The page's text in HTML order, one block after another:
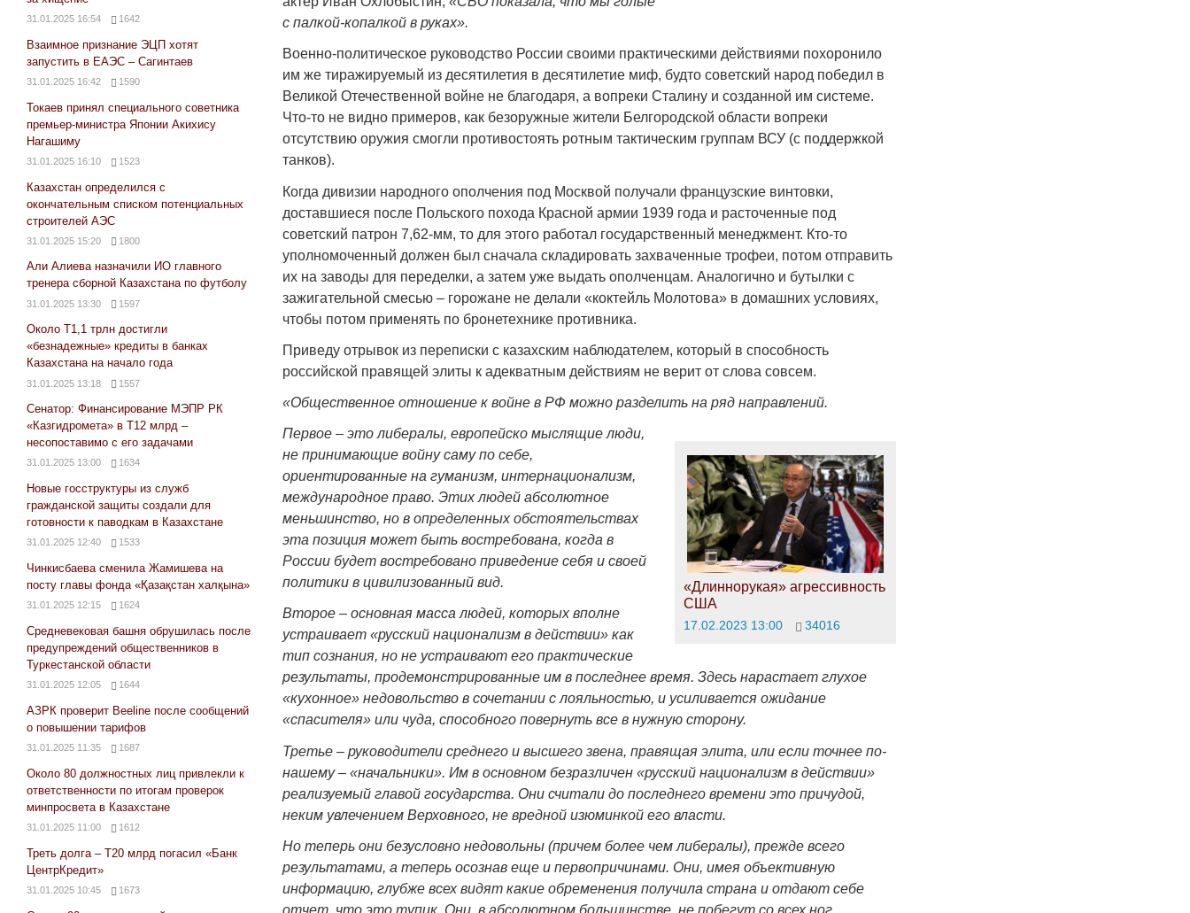
с палкой-копалкой в руках».
Военно-политическое руководство России своими практическими действиями похоронило
им же тиражируемый из десятилетия в десятилетие миф, будто советский народ победил в
Великой Отечественной войне не благодаря, а вопреки Сталину и созданной им системе.
Что-то не видно примеров, как безоружные жители Белгородской области вопреки
отсутствию оружия смогли противостоять ротным тактическим группам ВСУ (с поддержкой
танков).
Когда дивизии народного ополчения под Москвой получали французские винтовки,
доставшиеся после Польского похода Красной армии 1939 года и расточенные под
советский патрон 7,62-мм, то для этого работал государственный менеджмент. Кто-то
уполномоченный должен был сначала складировать захваченные трофеи, потом отправить
их на заводы для переделки, а затем уже выдать ополченцам. Аналогично и бутылки с
зажигательной смесью – горожане не делали «коктейль Молотова» в домашних условиях,
чтобы потом применять по бронетехнике противника.
Приведу отрывок из переписки с казахским наблюдателем, который в способность
российской правящей элиты к адекватным действиям не верит от слова совсем.
«Общественное отношение к войне в РФ можно разделить на ряд направлений.
«Длиннорукая» агрессивность
США
17.02.2023 13:00 34016
Первое – это либералы, европейско мыслящие люди,
не принимающие войну саму по себе,
ориентированные на гуманизм, интернационализм,
международное право. Этих людей абсолютное
меньшинство, но в определенных обстоятельствах
эта позиция может быть востребована, когда в
России будет востребовано приведение себя и своей
политики в цивилизованный вид.
Второе – основная масса людей, которых вполне
устраивает «русский национализм в действии» как
тип сознания, но не устраивают его практические
результаты, продемонстрированные им в последнее время. Здесь нарастает глухое
«кухонное» недовольство в сочетании с лояльностью, и усиливается ожидание
«спасителя» или чуда, способного повернуть все в нужную сторону.
Третье – руководители среднего и высшего звена, правящая элита, или если точнее по-
нашему – «начальники». Им в основном безразличен «русский национализм в действии»
реализуемый главой государства. Они считали до последнего времени это причудой,
неким увлечением Верховного, не вредной изюминкой его власти.
Но теперь они безусловно недовольны (причем более чем либералы), прежде всего
результатами, а теперь осознав еще и первопричинами. Они, имея объективную
информацию, глубже всех видят какие обременения получила страна и отдают себе
отчет, что это тупик. Они, в абсолютном большинстве, не побегут со всех ног
31.01.2025 16:54 1642
Взаимное признание ЭЦП хотят
запустить в ЕАЭС – Сагинтаев
31.01.2025 16:42 1590
Токаев принял специального советника
премьер-министра Японии Акихису
Нагашиму
31.01.2025 16:10 1523
Казахстан определился с
окончательным списком потенциальных
строителей АЭС
31.01.2025 15:20 1800
Али Алиева назначили ИО главного
тренера сборной Казахстана по футболу
31.01.2025 13:30 1597
Около Т1,1 трлн достигли
«безнадежные» кредиты в банках
Казахстана на начало года
31.01.2025 13:18 1557
Сенатор: Финансирование МЭПР РК
«Казгидромета» в Т12 млрд –
несопоставимо с его задачами
31.01.2025 13:00 1634
Новые госструктуры из служб
гражданской защиты создали для
готовности к паводкам в Казахстане
31.01.2025 12:40 1533
Чинкисбаева сменила Жамишева на
посту главы фонда «Қазақстан халқына»
31.01.2025 12:15 1624
Средневековая башня обрушилась после
предупреждений общественников в
Туркестанской области
31.01.2025 12:05 1644
АЗРК проверит Beeline после сообщений
о повышении тарифов
31.01.2025 11:35 1687
Около 80 должностных лиц привлекли к
ответственности по итогам проверок
минпросвета в Казахстане
31.01.2025 11:00 1612
Треть долга – Т20 млрд погасил «Банк
ЦентрКредит»
31.01.2025 10:45 1673